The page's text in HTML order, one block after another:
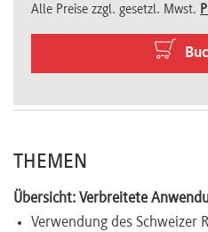
FAQ
Newsletter
Alle Preise zzgl. gesetzl. Mwst.
THEMEN
Übersicht: Verbreitete
Verwendung des Schweizer